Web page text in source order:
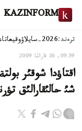
KAZINFORM
ترەند:2026-سايلاۋ وقيعا
09:59, 26 قاراشا 2009
شئ حالئقارالئق